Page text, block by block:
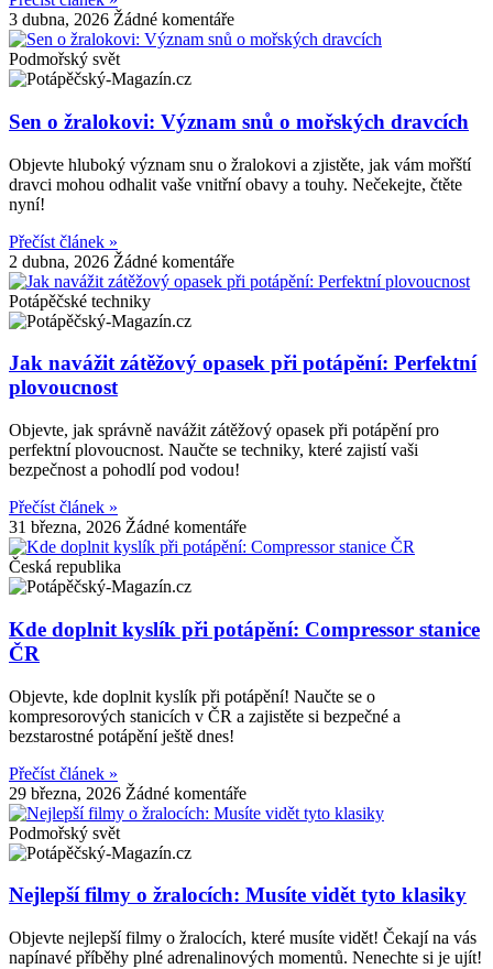
3 dubna, 2026 Žádné komentáře
Podmořský svět
Sen o žralokovi: Význam snů o mořských dravcích
Objevte hluboký význam snu o žralokovi a zjistěte, jak vám mořští
dravci mohou odhalit vaše vnitřní obavy a touhy. Nečekejte, čtěte
nyní!
Přečíst článek »
2 dubna, 2026 Žádné komentáře
Potápěčské techniky
Jak navážit zátěžový opasek při potápění: Perfektní
plovoucnost
Objevte, jak správně navážit zátěžový opasek při potápění pro
perfektní plovoucnost. Naučte se techniky, které zajistí vaši
bezpečnost a pohodlí pod vodou!
Přečíst článek »
31 března, 2026 Žádné komentáře
Česká republika
Kde doplnit kyslík při potápění: Compressor stanice
ČR
Objevte, kde doplnit kyslík při potápění! Naučte se o
kompresorových stanicích v ČR a zajistěte si bezpečné a
bezstarostné potápění ještě dnes!
Přečíst článek »
29 března, 2026 Žádné komentáře
Podmořský svět
Nejlepší filmy o žralocích: Musíte vidět tyto klasiky
Objevte nejlepší filmy o žralocích, které musíte vidět! Čekají na vás
napínavé příběhy plné adrenalinových momentů. Nenechte si je ujít!